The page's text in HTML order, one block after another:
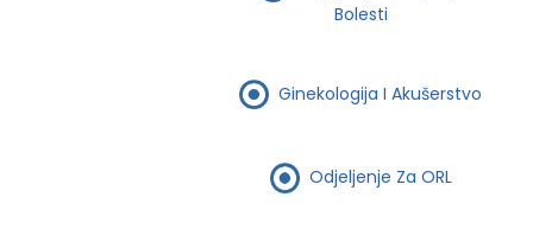
Bolesti
Ginekologija I Akušerstvo
Odjeljenje Za ORL